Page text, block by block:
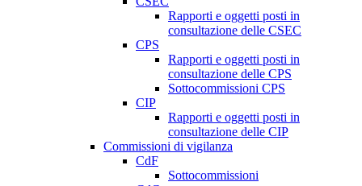
Rapporti e oggetti posti in
consultazione delle CSEC
CPS
Rapporti e oggetti posti in
consultazione delle CPS
Sottocommissioni CPS
CIP
Rapporti e oggetti posti in
consultazione delle CIP
Commissioni di vigilanza
CdF
Sottocommissioni